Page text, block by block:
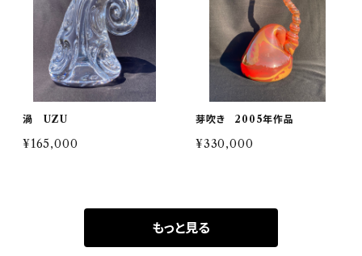
渦 UZU
¥165,000
芽吹き 2005年作品
¥330,000
もっと見る